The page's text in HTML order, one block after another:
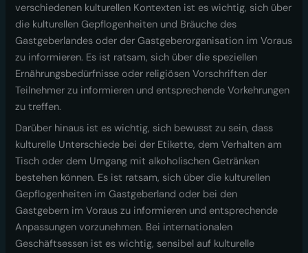
verschiedenen kulturellen Kontexten ist es wichtig, sich über
die kulturellen Gepflogenheiten und Bräuche des
Gastgeberlandes oder der Gastgeberorganisation im Voraus
zu informieren. Es ist ratsam, sich über die speziellen
Ernährungsbedürfnisse oder religiösen Vorschriften der
Teilnehmer zu informieren und entsprechende Vorkehrungen
zu treffen.
Darüber hinaus ist es wichtig, sich bewusst zu sein, dass
kulturelle Unterschiede bei der Etikette, dem Verhalten am
Tisch oder dem Umgang mit alkoholischen Getränken
bestehen können. Es ist ratsam, sich über die kulturellen
Gepflogenheiten im Gastgeberland oder bei den
Gastgebern im Voraus zu informieren und entsprechende
Anpassungen vorzunehmen. Bei internationalen
Geschäftsessen ist es wichtig, sensibel auf kulturelle